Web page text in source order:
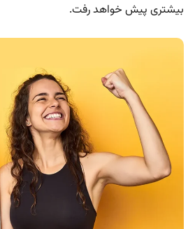
بیشتری پیش خواهد رفت.